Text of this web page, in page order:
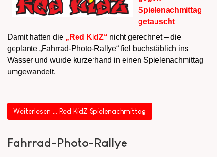
Spielenachmittag
getauscht
Damit hatten die „Red KidZ“ nicht gerechnet – die
geplante „Fahrrad-Photo-Rallye“ fiel buchstäblich ins
Wasser und wurde kurzerhand in einen Spielenachmittag
umgewandelt.
Weiterlesen … Red KidZ Spielenachmittag
Fahrrad-Photo-Rallye